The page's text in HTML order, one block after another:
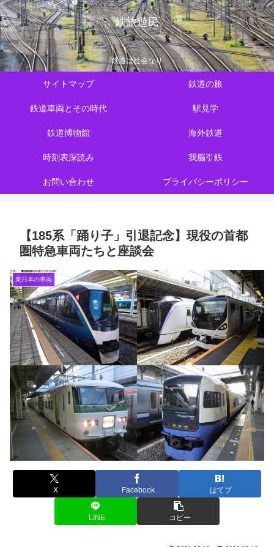
鉄旅遊民
鉄道は社会なり
サイトマップ 鉄道の旅
鉄道車両とその時代 駅見学
鉄道博物館 海外鉄道
時刻表深読み 我脳引鉄
お問い合わせ プライバシーポリシー
【185系「踊り子」引退記念】現役の首都
圏特急車両たちと座談会
東日本の車両
X Facebook はてブ
LINE コピー